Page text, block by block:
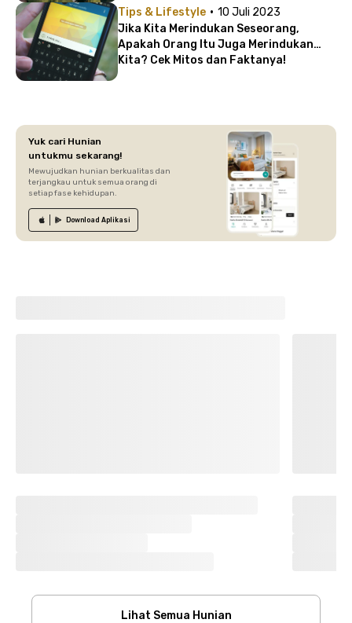
Tips & Lifestyle · 10 Juli 2023
Jika Kita Merindukan Seseorang,
Apakah Orang Itu Juga Merindukan
Kita? Cek Mitos dan Faktanya!
Yuk cari Hunian
untukmu sekarang!
Mewujudkan hunian berkualitas dan
terjangkau untuk semua orang di
setiap fase kehidupan.
Download Aplikasi
Lihat Semua Hunian